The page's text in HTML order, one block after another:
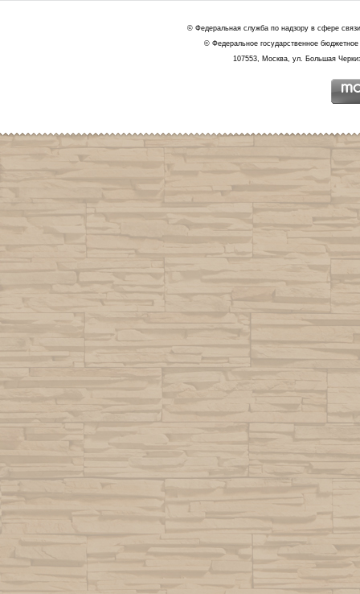
© Федеральная служба по надзору в сфере
© Федеральное государственное
107553, Москва, ул. Большая